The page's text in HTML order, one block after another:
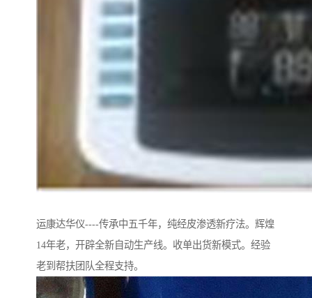
运康达华仪----传承中五千年，纯经皮渗透新疗法。辉煌
14年老，开辟全新自动生产线。收单出货新模式。经验
老到帮扶团队全程支持。